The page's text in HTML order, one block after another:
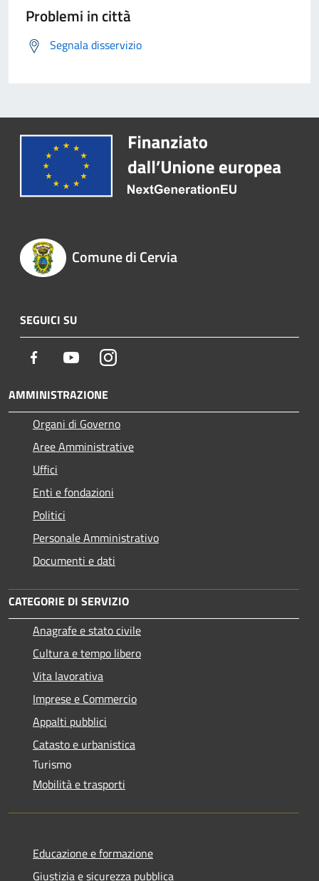
Problemi in città
Segnala disservizio
Comune di Cervia
SEGUICI SU
Facebook YoutubeInstagram
AMMINISTRAZIONE
Organi di Governo
Aree Amministrative
Uffici
Enti e fondazioni
Politici
Personale Amministrativo
Documenti e dati
CATEGORIE DI SERVIZIO
Anagrafe e stato civile
Cultura e tempo libero
Vita lavorativa
Imprese e Commercio
Appalti pubblici
Catasto e urbanistica
Turismo
Mobilità e trasporti
Educazione e formazione
Giustizia e sicurezza pubblica